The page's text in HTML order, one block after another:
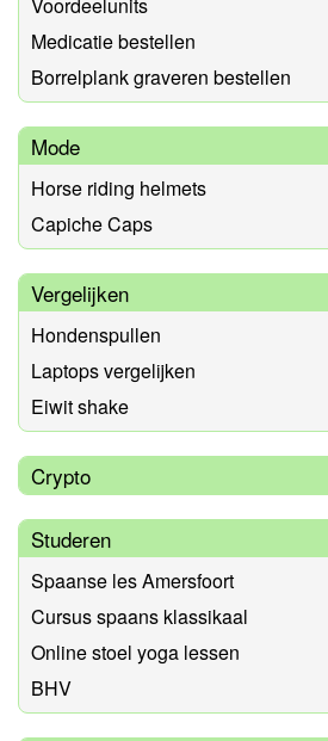
Voordeelunits
Medicatie bestellen
Borrelplank graveren bestellen
Mode
Horse riding helmets
Capiche Caps
Vergelijken
Hondenspullen
Laptops vergelijken
Eiwit shake
Crypto
Studeren
Spaanse les Amersfoort
Cursus spaans klassikaal
Online stoel yoga lessen
BHV